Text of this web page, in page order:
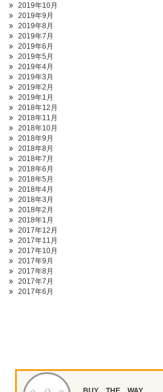
2019年10月
2019年9月
2019年8月
2019年7月
2019年6月
2019年5月
2019年4月
2019年3月
2019年2月
2019年1月
2018年12月
2018年11月
2018年10月
2018年9月
2018年8月
2018年7月
2018年6月
2018年5月
2018年4月
2018年3月
2018年2月
2018年1月
2017年12月
2017年11月
2017年10月
2017年9月
2017年8月
2017年7月
2017年6月